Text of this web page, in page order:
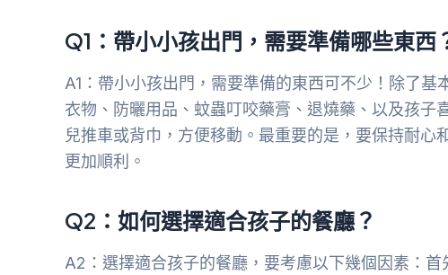
Q1：帶小小孩出門，需要準備哪些東西
A1：帶小小孩出門，需要準備的東西可不少！除了
衣物、防曬用品、蚊蟲叮咬藥膏、退燒藥、以及孩子
兒推車或背巾，方便移動。最重要的是，要保持耐
更加順利。
Q2：如何選擇適合孩子的餐廳？
A2：選擇適合孩子的餐廳，要考慮以下幾個因素：